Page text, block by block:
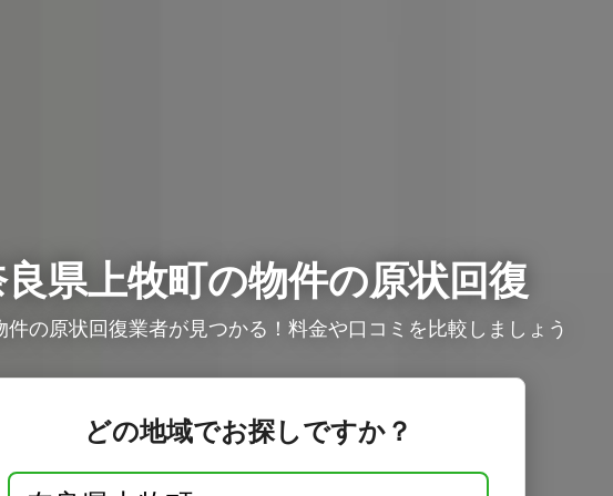
県上牧町の物件の原状回復
件の原状回復業者が見つかる！料金や口コミを比較しましょう
どの地域でお探しですか？